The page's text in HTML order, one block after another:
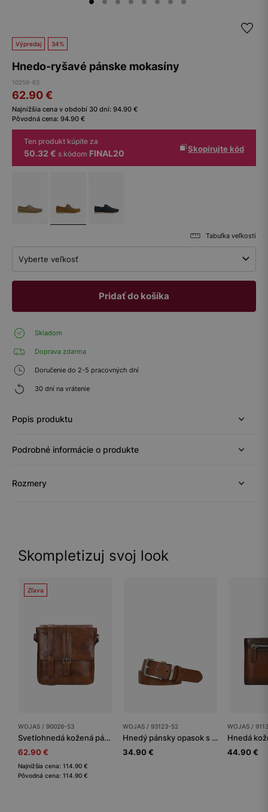
Výpredaj 34%
Hnedo-ryšavé pánske mokasíny
10256-63
62.90€
Najnižšia cena v období 30 dní: 94.90 €
Pôvodná cena: 94.90 €
Ten produkt kúpite za
50.32 € s kódom FINAL20 Skopírujte kód
Tabuľka veľkostí
Vyberte veľkosť
Pridať do košíka
Skladom
Doprava zdarma
Doručenie do 2-5 pracovných dní
30 dní na vrátenie
Popis produktu
Podrobné informácie o produkte
Rozmery
Skompletizuj svoj look
Zľava
WOJAS / 90026-53
Svetlohnedá kožená pánska taška listonoška
62.90 €
Najnižšia cena: 114.90 €
Pôvodná cena: 114.90 €
WOJAS / 93123-52
Hnedý pánsky opasok s ozdobným tlačením
34.90 €
WOJAS /
44.90 €